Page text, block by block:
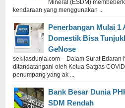
Mineral (ESDM)
kendaraan yang menggunakan ...
Penerbangan Mulai 1
Domestik Bisa
GeNose
sekilasdunia.com – Dalam Surat Edaran
ditandatangani oleh Ketua Satgas
penumpang yang ak ...
Bank Besar Dunia
SDM Rendah